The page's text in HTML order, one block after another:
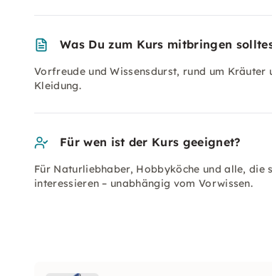
Was Du zum Kurs mitbringen
Vorfreude und Wissensdurst, rund um Kräuter
Kleidung.
Für wen ist der Kurs geeignet?
Für Naturliebhaber, Hobbyköche und alle,
interessieren – unabhängig vom Vorwissen.